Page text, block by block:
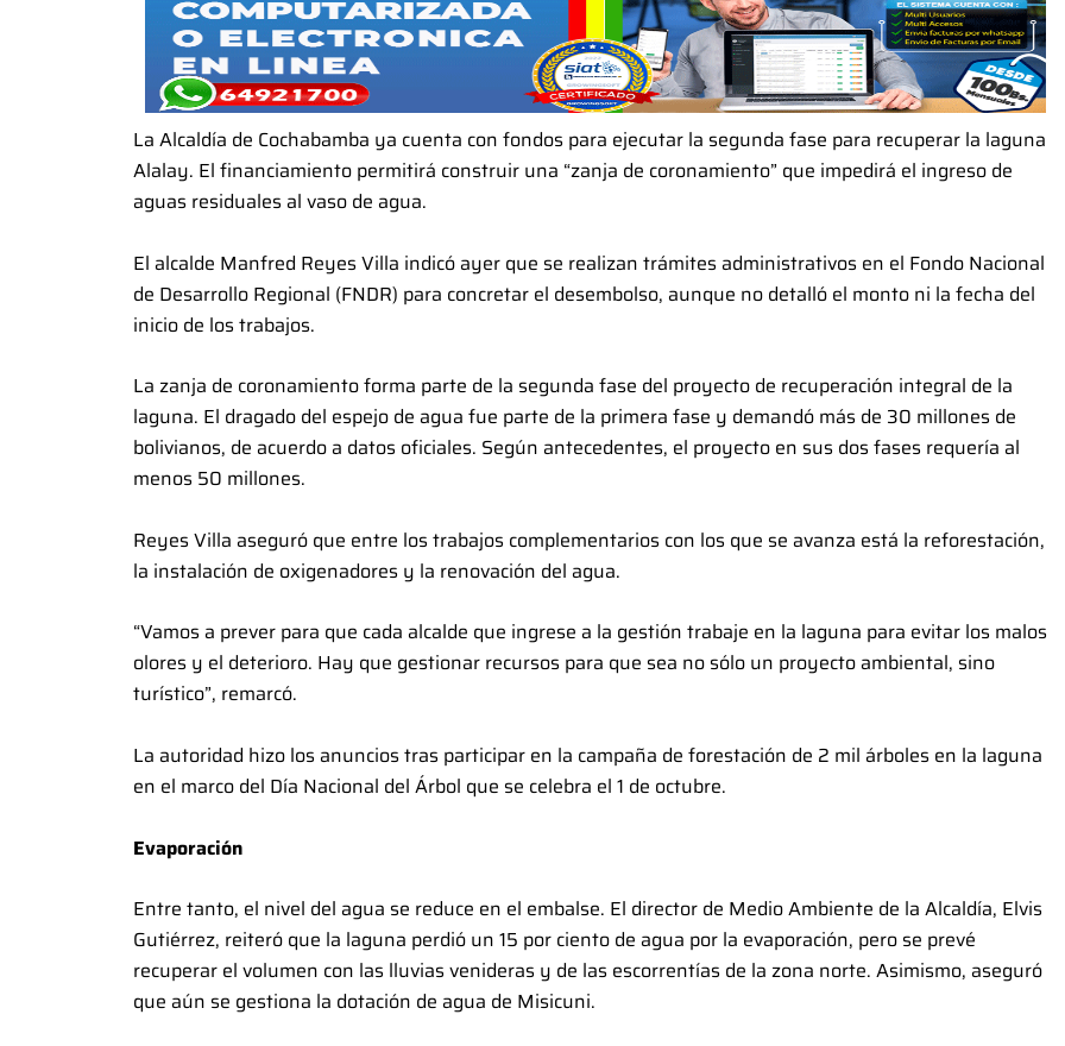
La Alcaldía de Cochabamba ya cuenta con fondos para ejecutar la segunda fase para recuperar la laguna
Alalay. El financiamiento permitirá construir una “zanja de coronamiento” que impedirá el ingreso de
aguas residuales al vaso de agua.
El alcalde Manfred Reyes Villa indicó ayer que se realizan trámites administrativos en el Fondo Nacional
de Desarrollo Regional (FNDR) para concretar el desembolso, aunque no detalló el monto ni la fecha del
inicio de los trabajos.
La zanja de coronamiento forma parte de la segunda fase del proyecto de recuperación integral de la
laguna. El dragado del espejo de agua fue parte de la primera fase y demandó más de 30 millones de
bolivianos, de acuerdo a datos oficiales. Según antecedentes, el proyecto en sus dos fases requería al
menos 50 millones.
Reyes Villa aseguró que entre los trabajos complementarios con los que se avanza está la reforestación,
la instalación de oxigenadores y la renovación del agua.
“Vamos a prever para que cada alcalde que ingrese a la gestión trabaje en la laguna para evitar los malos
olores y el deterioro. Hay que gestionar recursos para que sea no sólo un proyecto ambiental, sino
turístico”, remarcó.
La autoridad hizo los anuncios tras participar en la campaña de forestación de 2 mil árboles en la laguna
en el marco del Día Nacional del Árbol que se celebra el 1 de octubre.
Evaporación
Entre tanto, el nivel del agua se reduce en el embalse. El director de Medio Ambiente de la Alcaldía, Elvis
Gutiérrez, reiteró que la laguna perdió un 15 por ciento de agua por la evaporación, pero se prevé
recuperar el volumen con las lluvias venideras y de las escorrentías de la zona norte. Asimismo, aseguró
que aún se gestiona la dotación de agua de Misicuni.